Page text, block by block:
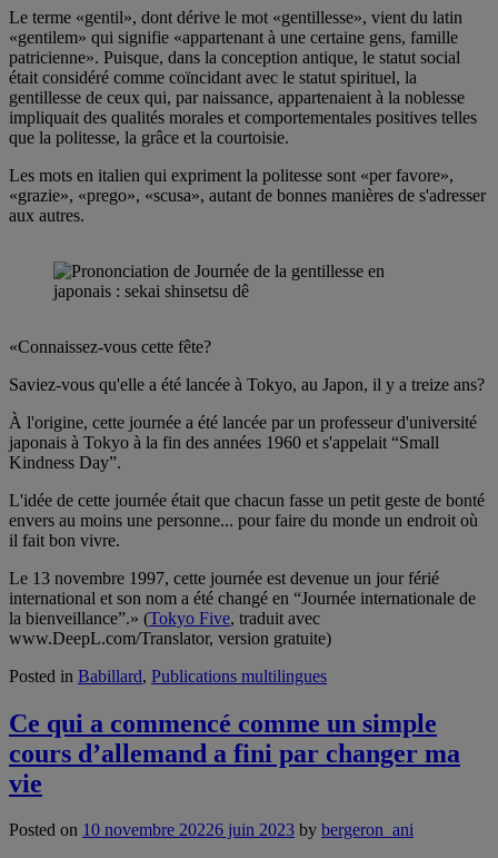
Le terme «gentil», dont dérive le mot «gentillesse», vient du latin
«gentilem» qui signifie «appartenant à une certaine gens, famille
patricienne». Puisque, dans la conception antique, le statut social
était considéré comme coïncidant avec le statut spirituel, la
gentillesse de ceux qui, par naissance, appartenaient à la noblesse
impliquait des qualités morales et comportementales positives telles
que la politesse, la grâce et la courtoisie.
Les mots en italien qui expriment la politesse sont «per favore»,
«grazie», «prego», «scusa», autant de bonnes manières de s'adresser
aux autres.
«Connaissez-vous cette fête?
Saviez-vous qu'elle a été lancée à Tokyo, au Japon, il y a treize ans?
À l'origine, cette journée a été lancée par un professeur d'université
japonais à Tokyo à la fin des années 1960 et s'appelait “Small
Kindness Day”.
L'idée de cette journée était que chacun fasse un petit geste de bonté
envers au moins une personne... pour faire du monde un endroit où
il fait bon vivre.
Le 13 novembre 1997, cette journée est devenue un jour férié
international et son nom a été changé en “Journée internationale de
la bienveillance”.» (Tokyo Five, traduit avec
www.DeepL.com/Translator, version gratuite)
Posted in Babillard, Publications multilingues
Ce qui a commencé comme un simple
cours d’allemand a fini par changer ma
vie
Posted on 10 novembre 20226 juin 2023 by bergeron_ani